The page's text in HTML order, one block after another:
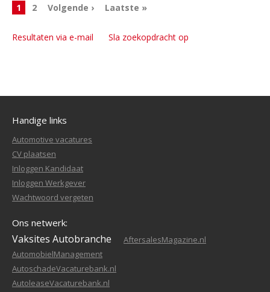
1 2 Volgende › Laatste »
Resultaten via e-mail Sla zoekopdracht op
Handige links
Automotive vacatures
CV plaatsen
Inloggen Kandidaat
Inloggen Werkgever
Wachtwoord vergeten
Ons netwerk:
Vaksites Autobranche
AftersalesMagazine.nl
AutomobielManagement
AutoschadeVacaturebank.nl
AutoleaseVacaturebank.nl